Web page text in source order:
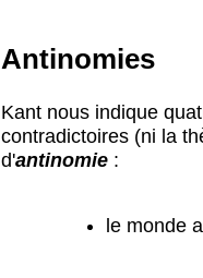
Antinomies
Kant nous indique
contradictoires (ni la
d'antinomie :
le monde